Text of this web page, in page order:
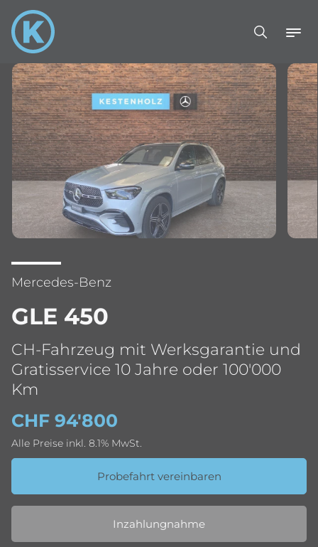
Mercedes-Benz
GLE 450
CH-Fahrzeug mit Werksgarantie und
Gratisservice 10 Jahre oder 100'000
Km
CHF 94'800
Alle Preise inkl. 8.1% MwSt.
Probefahrt vereinbaren
Inzahlungnahme